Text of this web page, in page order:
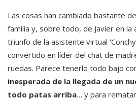
Las cosas han cambiado bastante
familia y, sobre todo, de Javier en la
triunfo de la asistente virtual
convertido en líder del chat de
ruedas. Parece tenerlo todo bajo
inesperada de la llegada de un
todo patas arriba… y para